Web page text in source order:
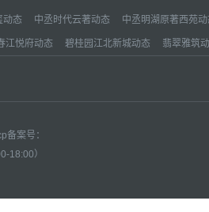
动态 中丞时代云著动态 中丞明湖原著西苑
江悦府动态 碧桂园江北新城动态 翡翠雅筑
备案号：
18:00）